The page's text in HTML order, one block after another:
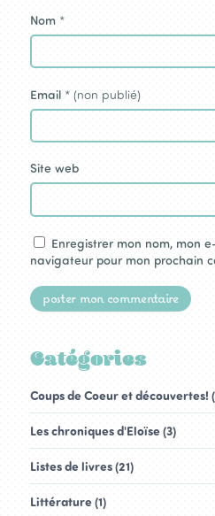
Nom *
Email * (non publié)
Site web
Enregistrer mon nom, mon
navigateur pour mon prochain
Catégories
Coups de Coeur et découvertes!
Les chroniques d'Eloïse (3)
Listes de livres (21)
Littérature (1)